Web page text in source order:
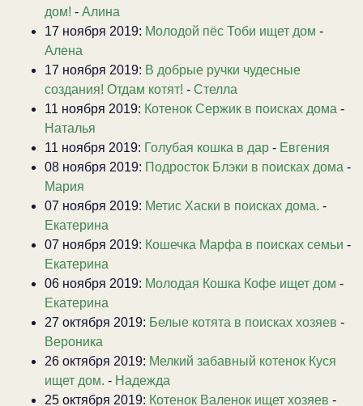
дом! - Алина
17 ноября 2019: Молодой пёс Тоби ищет дом -
Алена
17 ноября 2019: В добрые ручки чудесные
создания! Отдам котят! - Стелла
11 ноября 2019: Котенок Сержик в поисках дома -
Наталья
11 ноября 2019: Голубая кошка в дар - Евгения
08 ноября 2019: Подросток Блэки в поисках дома -
Мария
07 ноября 2019: Метис Хаски в поисках дома. -
Екатерина
07 ноября 2019: Кошечка Марфа в поисках семьи -
Екатерина
06 ноября 2019: Молодая Кошка Кофе ищет дом -
Екатерина
27 октября 2019: Белые котята в поисках хозяев -
Вероника
26 октября 2019: Мелкий забавный котенок Куся
ищет дом. - Надежда
25 октября 2019: Котенок Валенок ищет хозяев -